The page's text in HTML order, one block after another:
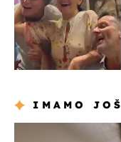
IMAMO JOŠ
moda & ljepota